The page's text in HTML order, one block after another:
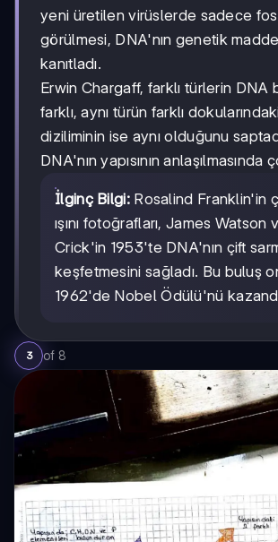
yeni üretilen virüslerde sadece
görülmesi, DNA'nın genetik
kanıtladı.
Erwin Chargaff, farklı türlerin DNA
farklı, aynı türün farklı
diziliminin ise aynı olduğunu
DNA'nın yapısının
İlginç Bilgi:Rosalind Franklin'in
ışını fotoğrafları, James Watson
Crick'in 1953'te DNA'nın çift
keşfetmesini sağladı. Bu buluş
1962'de Nobel Ödülü'nü
3 of 8